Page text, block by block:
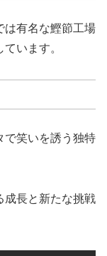
は有名な鰹節工場
います。
で笑いを誘う独特
成長と新たな挑戦